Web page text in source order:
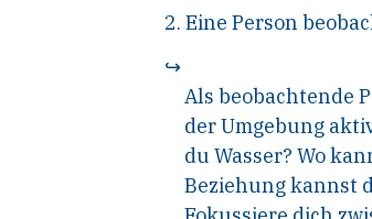
2. Eine Person
↪
Als beobachtende
der Umgebung
du Wasser? Wo
Beziehung kannst